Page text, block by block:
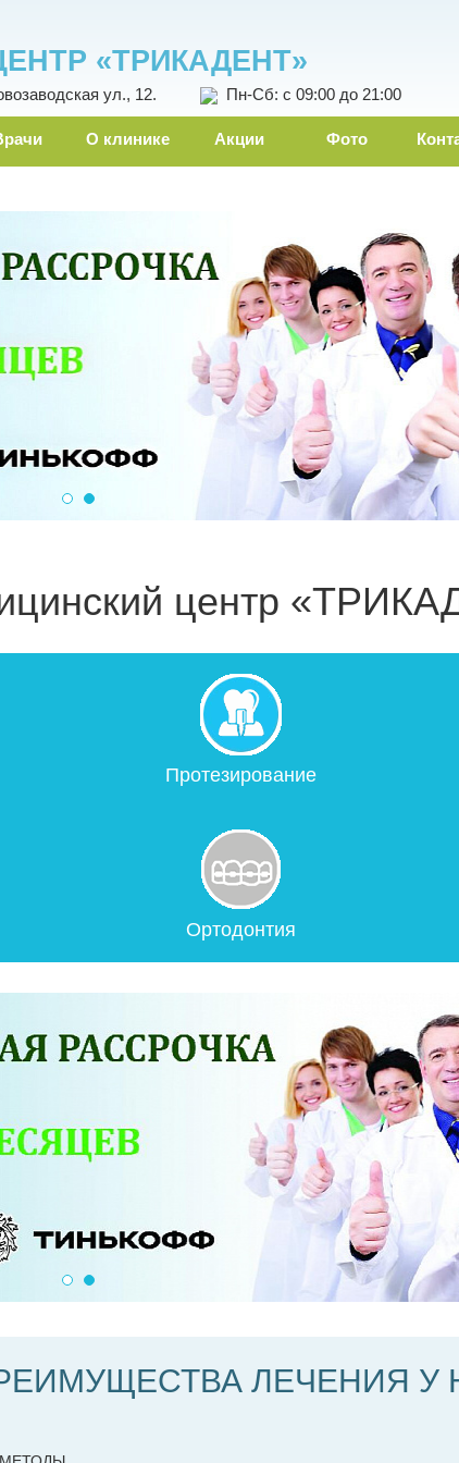
«ТРИКАДЕНТ»
ул., 12. Пн-Сб: с 09:00 до 21:00
О клинике Акции Фото
центр
Протезирование
Ортодонтия
ЛЕЧЕНИЯ У